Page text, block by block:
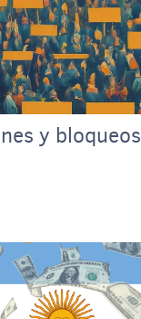
y bloqueos